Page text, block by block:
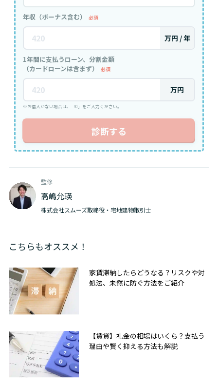
年収（ボーナス含む） 必須
万円 / 年
1年間に支払うローン、分割金額
（カードローンは含まず）
必須
万円
※お借入がない場合は、「0」をご入力ください。
診断する
監修
高嶋允瑛
株式会社スムーズ取締役・宅地建物取引士
こちらもオススメ！
家賃滞納したらどうなる？リスクや対
処法、未然に防ぐ方法をご紹介
【賃貸】礼金の相場はいくら？支払う
理由や賢く抑える方法も解説